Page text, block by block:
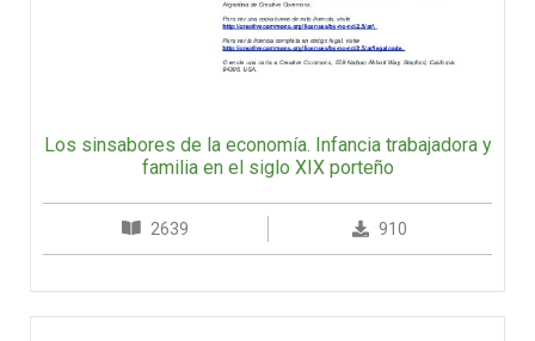
Los sinsabores de la economía. Infancia trabajadora y
familia en el siglo XIX porteño
2639 910